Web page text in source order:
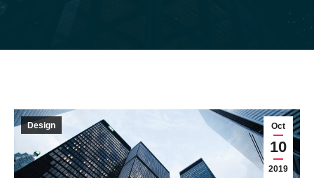
Oct
10
2019
Design